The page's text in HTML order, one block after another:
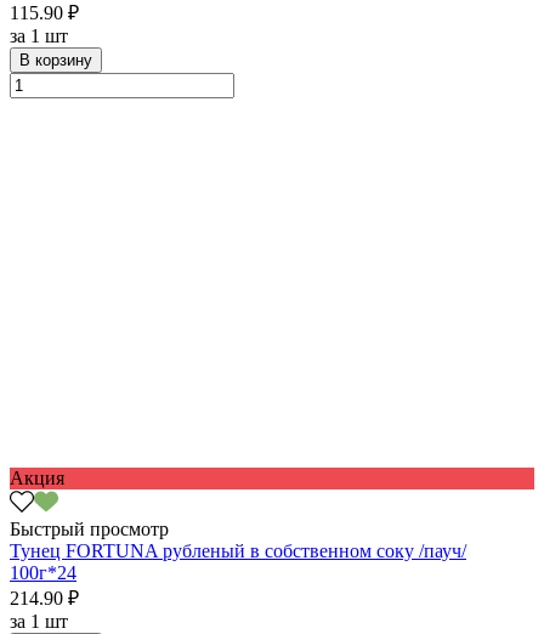
115.90 ₽
за 1 шт
В корзину
Акция
Быстрый просмотр
Тунец FORTUNA рубленый в собственном соку /пауч/
100г*24
214.90 ₽
за 1 шт